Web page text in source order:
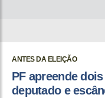
ANTES DA ELEIÇÃO
PF apreende
deputado e